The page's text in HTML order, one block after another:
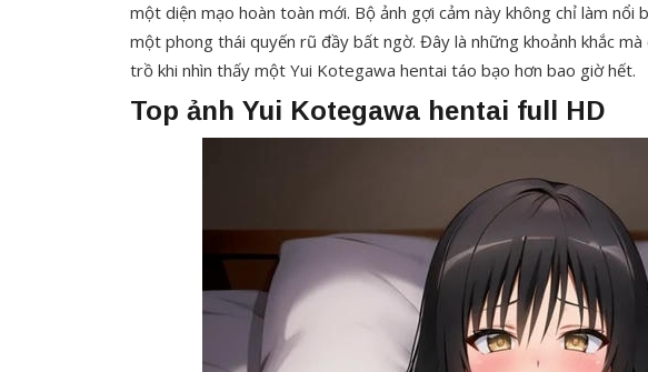
một diện mạo hoàn toàn mới. Bộ ảnh gợi cảm này không chỉ làm nổi
một phong thái quyến rũ đầy bất ngờ. Đây là những khoảnh khắc
trồ khi nhìn thấy một Yui Kotegawa hentai táo bạo hơn bao giờ hết.
Top ảnh Yui Kotegawa hentai full HD